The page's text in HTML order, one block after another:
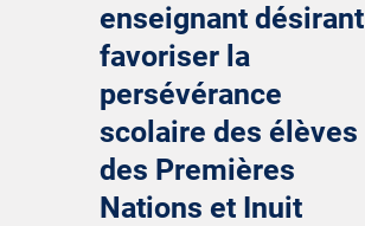
enseignant désirant
favoriser la
persévérance
scolaire des élèves
des Premières
Nations et Inuit